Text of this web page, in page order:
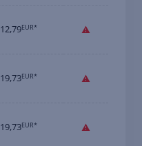
12,79EUR*
19,73EUR*
19,73EUR*